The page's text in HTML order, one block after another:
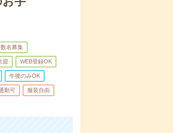
名募集
迎 WEB登録OK
午後のみOK
勤可 服装自由